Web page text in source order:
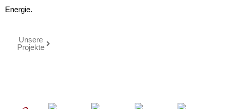
Energie.
Unsere
Projekte